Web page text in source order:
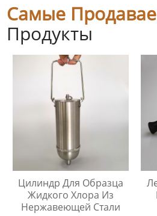
Самые
Продукты
Цилиндр Для Образца
Жидкого Хлора Из
Нержавеющей Стали